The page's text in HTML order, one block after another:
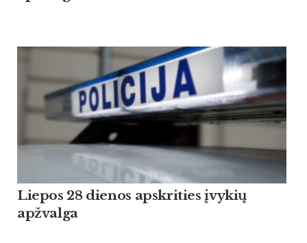
Liepos 28 dienos apskrities įvykių
apžvalga